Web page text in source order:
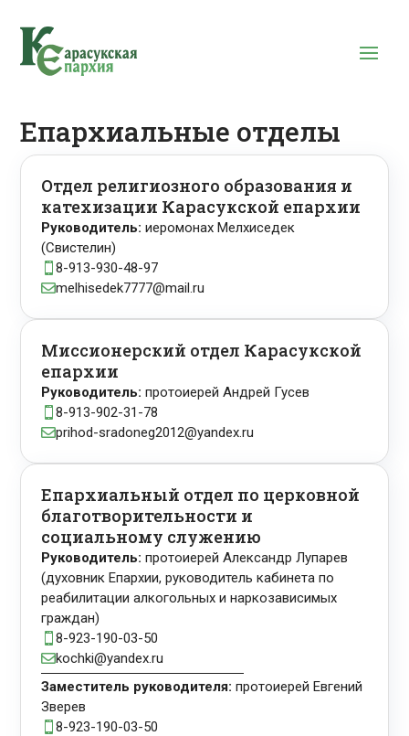
Епархиальные отделы
Отдел религиозного образования и
катехизации Карасукской епархии
Руководитель: иеромонах Мелхиседек
(Свистелин)
8-913-930-48-97
melhisedek7777@mail.ru
Миссионерский отдел Карасукской
епархии
Руководитель: протоиерей Андрей Гусев
8-913-902-31-78
prihod-sradoneg2012@yandex.ru
Епархиальный отдел по церковной
благотворительности и
социальному служению
Руководитель: протоиерей Александр Лупарев
(духовник Епархии, руководитель кабинета по
реабилитации алкогольных и наркозависимых
граждан)
8-923-190-03-50
kochki@yandex.ru
Заместитель руководителя: протоиерей Евгений
Зверев
8-923-190-03-50